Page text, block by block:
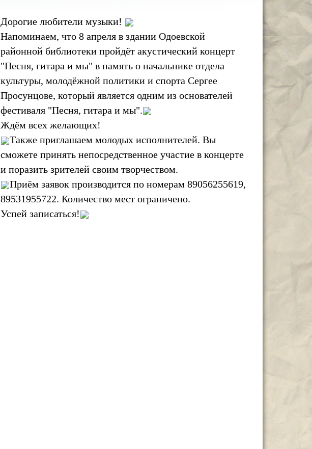
Дорогие любители музыки!
Напоминаем, что 8 апреля в здании Одоевской
районной библиотеки пройдёт акустический концерт
"Песня, гитара и мы" в память о начальнике отдела
культуры, молодёжной политики и спорта Сергее
Просунцове, который является одним из основателей
фестиваля "Песня, гитара и мы".
Ждём всех желающих!
Также приглашаем молодых исполнителей. Вы
сможете принять непосредственное участие в концерте
и поразить зрителей своим творчеством.
Приём заявок производится по номерам 89056255619,
89531955722. Количество мест ограничено.
Успей записаться!